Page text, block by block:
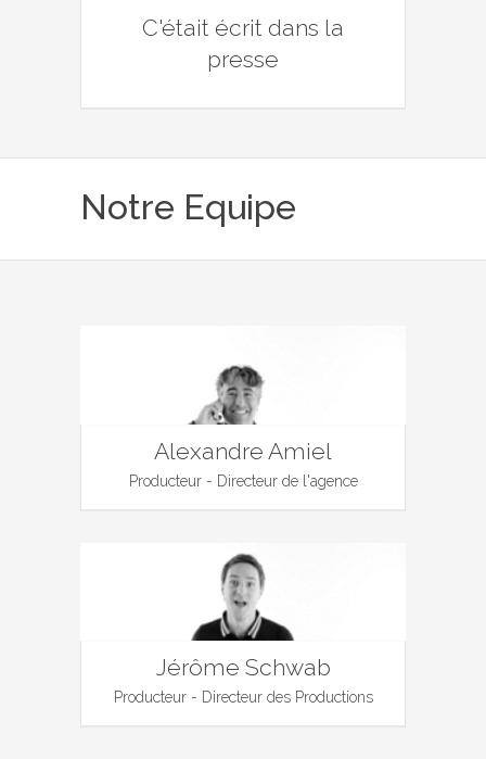
C'était écrit dans la
presse
Notre Equipe
Alexandre Amiel
Producteur - Directeur de l'agence
Jérôme Schwab
Producteur - Directeur des Productions